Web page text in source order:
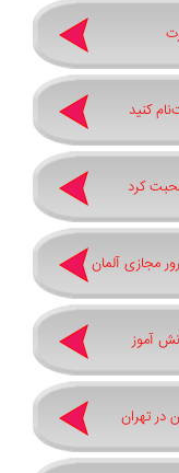
کنید
کرد
در تهران